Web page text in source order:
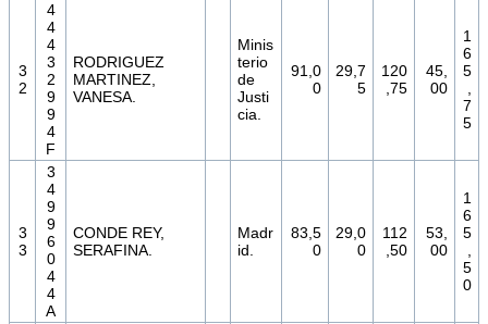
3
2
4
4
4
3
2
9
9
4
F
RODRIGUEZ
MARTINEZ,
VANESA.
Minis
terio
de
Justi
cia.
91,0
0
29,7
5
120
,75
45,
00
1
6
5
7
5
3
3
3
4
9
9
6
0
4
4
A
CONDE REY,
SERAFINA.
Madr
id.
83,5
0
29,0
0
112
,50
53,
00
1
6
5
5
0